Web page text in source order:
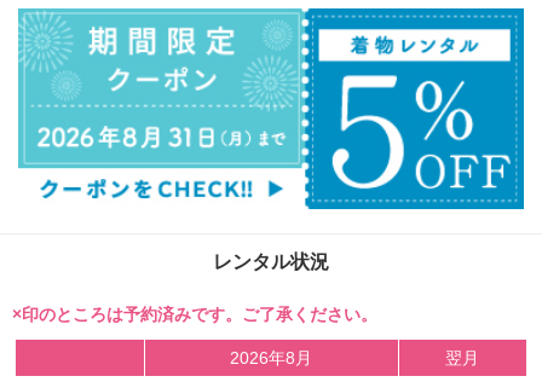
レンタル状況
×印のところは予約済みです。ご了承ください。
2026年8月
翌月